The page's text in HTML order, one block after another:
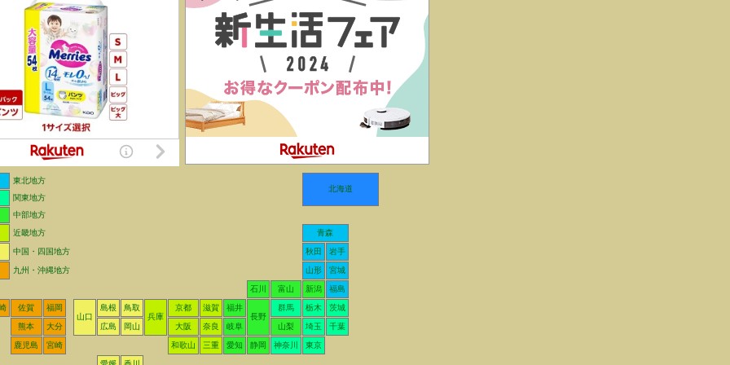
東北地方
北海道
関東地方
中部地方
近畿地方
青森
中国・四国地方 秋田 岩手
九州・沖縄地方 山形 宮城
石川 富山 新潟 福島
佐賀
福岡
山口
島根
鳥取
兵庫
京都 滋賀
福井
長野
群馬 栃木 茨城
熊本 大分 広島 岡山 大阪 奈良 岐阜 山梨 埼玉 千葉
鹿児島 宮崎 和歌山 三重 愛知 静岡 神奈川 東京